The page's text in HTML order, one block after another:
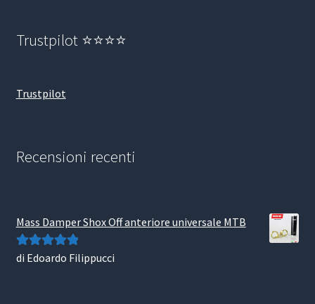
Trustpilot ⭐⭐⭐⭐
Trustpilot
Recensioni recenti
Mass Damper Shox Off anteriore universale MTB
Valutato5su
di Edoardo Filippucci